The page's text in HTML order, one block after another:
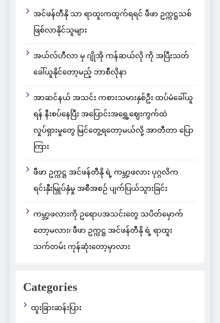
အင်ဖန်တီနို သာ ရာထူးကထွက်ရရင် ဖီဖာ ဥက္ကဋ္ဌသစ်
ဖြစ်လာနိုင်သူများ
အယ်လ်ဟီလာ မှ ဂျိုအို ကန်ဆယ်လို ကို အပြီးသတ်
ခေါ်ယူနိုင်တော့မည့် ဘာစီလိုနာ
အာဆင်နယ် အသင်း ကစားသမားနှစ်ဦး ထပ်မံခေါ်ယူ
ရန် နီးစပ်နေပြီး အပြောင်းအရွှေ့ဈေးကွက်ထဲ
လှုပ်ရှားမှုတွေ မြင်တွေ့ရတော့မယ်လို့ အာတီတာ ပြော
ကြား
ဖီဖာ ဥက္ကဋ္ဌ အင်ဖန်တီနို ရဲ့ ကမ္ဘာ့ဖလား ပုဂ္ဂလိက
ရင်းနှီးမြှုပ်နှံမှု အစီအစဉ် ပျက်ပြယ်သွားခြင်း
ကမ္ဘာ့ဖလားကို ဥရောပအသင်းတွေ သပိတ်မှောက်
တော့မလား၊ ဖီဖာ ဥက္ကဋ္ဌ အင်ဖန်တီနို ရဲ့ ရာထူး
သက်တမ်း ကုန်ဆုံးတော့မှာလား
Categories
ထူးခြားဆန်းပြား